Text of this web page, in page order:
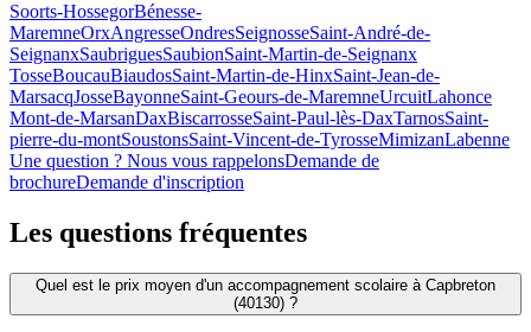
Soorts-HossegorBénesse-
MaremneOrxAngresseOndresSeignosseSaint-André-de-
SeignanxSaubriguesSaubionSaint-Martin-de-Seignanx
TosseBoucauBiaudosSaint-Martin-de-HinxSaint-Jean-de-
MarsacqJosseBayonneSaint-Geours-de-MaremneUrcuitLahonce
Mont-de-MarsanDaxBiscarrosseSaint-Paul-lès-DaxTarnosSaint-
pierre-du-montSoustonsSaint-Vincent-de-TyrosseMimizanLabenne
Une question ? Nous vous rappelonsDemande de
brochureDemande d'inscription
Les questions fréquentes
Quel est le prix moyen d'un accompagnement scolaire à Capbreton
(40130) ?